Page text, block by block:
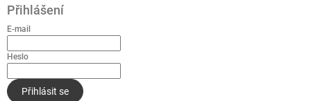
Přihlášení
E-mail
Heslo
Přihlásit se